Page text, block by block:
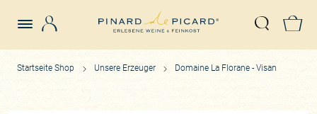
Suche
Startseite Shop Unsere Erzeuger Domaine La Florane - Visan